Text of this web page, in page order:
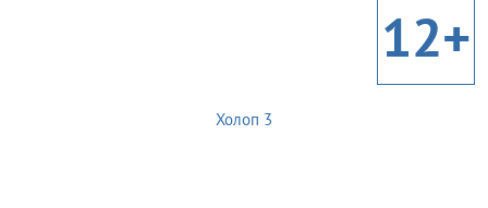
12+
Холоп 3